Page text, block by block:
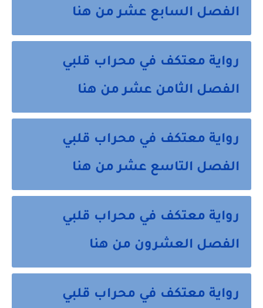
الفصل السابع عشر من هنا
رواية معتكف في محراب قلبي
الفصل الثامن عشر من هنا
رواية معتكف في محراب قلبي
الفصل التاسع عشر من هنا
رواية معتكف في محراب قلبي
الفصل العشرون من هنا
رواية معتكف في محراب قلبي